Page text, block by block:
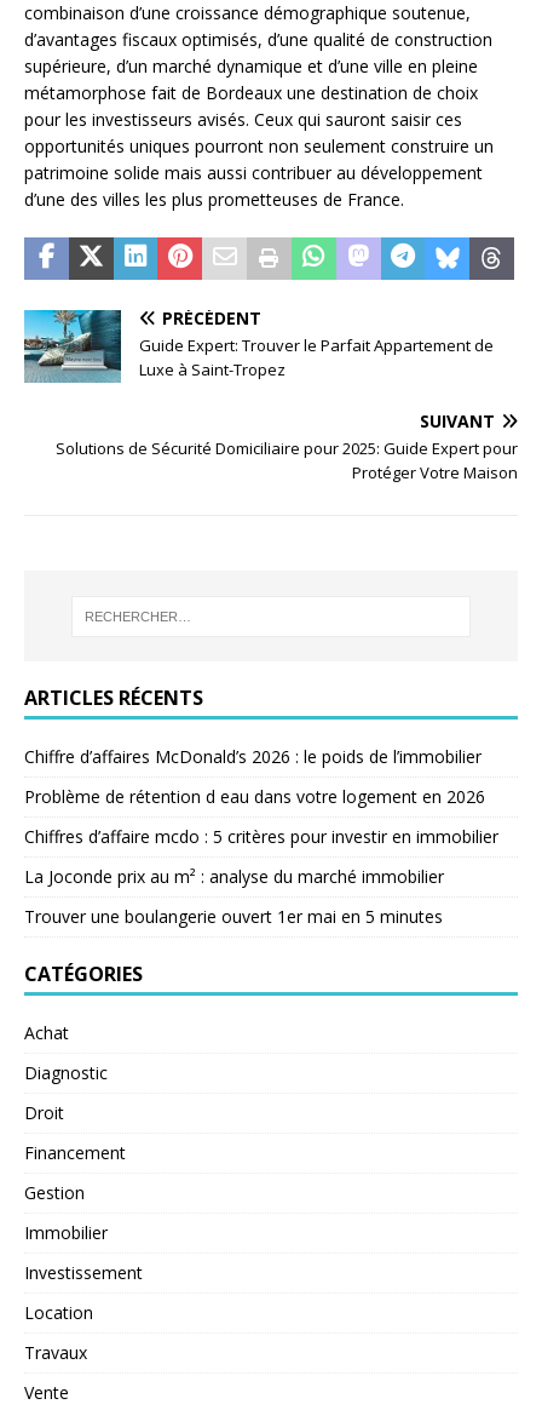
combinaison d’une croissance démographique soutenue,
d’avantages fiscaux optimisés, d’une qualité de construction
supérieure, d’un marché dynamique et d’une ville en pleine
métamorphose fait de Bordeaux une destination de choix
pour les investisseurs avisés. Ceux qui sauront saisir ces
opportunités uniques pourront non seulement construire un
patrimoine solide mais aussi contribuer au développement
d’une des villes les plus prometteuses de France.
PRÉCÉDENT
Guide Expert: Trouver le Parfait Appartement de
Luxe à Saint-Tropez
SUIVANT
Solutions de Sécurité Domiciliaire pour 2025: Guide Expert pour
Protéger Votre Maison
ARTICLES RÉCENTS
Chiffre d’affaires McDonald’s 2026 : le poids de l’immobilier
Problème de rétention d eau dans votre logement en 2026
Chiffres d’affaire mcdo : 5 critères pour investir en immobilier
La Joconde prix au m² : analyse du marché immobilier
Trouver une boulangerie ouvert 1er mai en 5 minutes
CATÉGORIES
Achat
Diagnostic
Droit
Financement
Gestion
Immobilier
Investissement
Location
Travaux
Vente